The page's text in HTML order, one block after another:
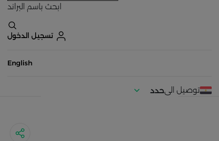
ابحث باسم البراند
تسجيل الدخول
English
توصيل الىحدد